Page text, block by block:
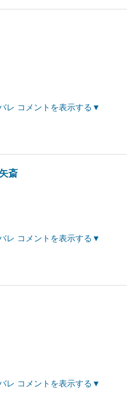
レ コメントを表示する
斎
レ コメントを表示する
レ コメントを表示する